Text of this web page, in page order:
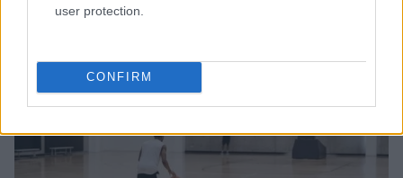
user protection.
CONFIRM
Ilaria Mauri · 6 Ago 2026